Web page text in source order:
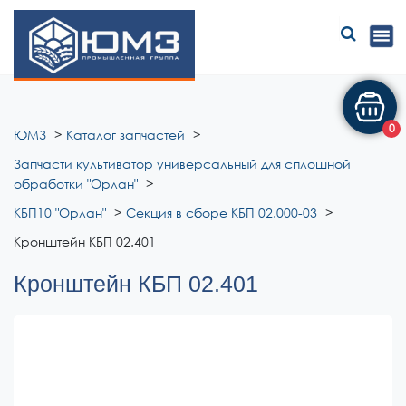
ЮМЗ
ЮМЗ
Каталог запчастей
Запчасти культиватор универсальный для сплошной
обработки "Орлан"
КБП10 "Орлан"
Секция в сборе КБП 02.000-03
Кронштейн КБП 02.401
Кронштейн КБП 02.401
0